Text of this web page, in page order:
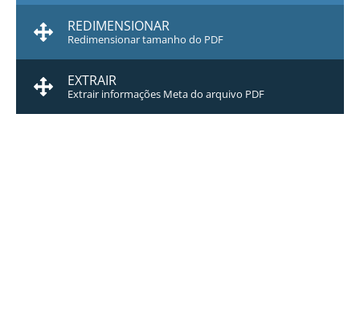
REDIMENSIONAR
Redimensionar tamanho do PDF
EXTRAIR
Extrair informações Meta do arquivo PDF